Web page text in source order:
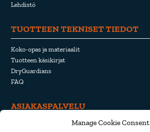
Manage Cookie Consent
Lehdistö
TUOTTEEN TEKNISET TIEDOT
Koko-opas ja materiaalit
Tuotteen käsikirjat
DryGuardians
FAQ
ASIAKASPALVELU
Peruuttaminen ja palauttaminen